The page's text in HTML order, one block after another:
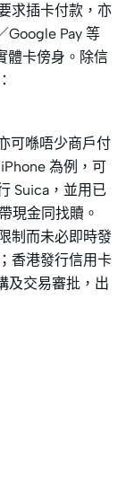
求插卡付款，亦
Google Pay 等
體卡傍身。除信
可喺唔少商戶付
為例，可
Suica，並用已
現金同找贖。
制而未必即時發
香港發行信用卡
及交易審批，出